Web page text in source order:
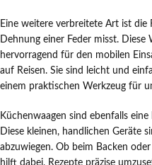
Eine weitere verbreitete Art ist die
Dehnung einer Feder misst.
hervorragend für den mobilen
auf Reisen. Sie sind leicht und
einem praktischen Werkzeug für
Küchenwaagen sind ebenfalls
Diese kleinen, handlichen Geräte
abzuwiegen. Ob beim Backen
hilft dabei, Rezepte präzise